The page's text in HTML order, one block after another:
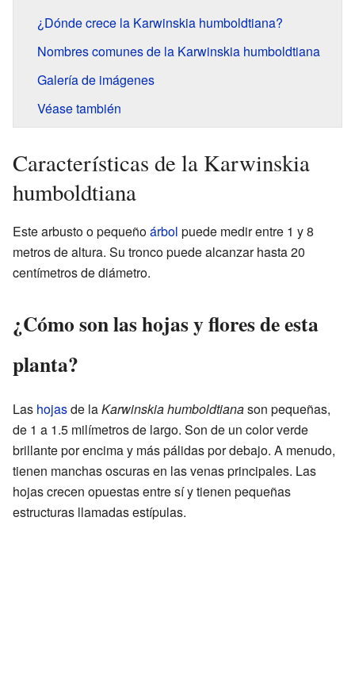
¿Dónde crece la Karwinskia humboldtiana?
Nombres comunes de la Karwinskia humboldtiana
Galería de imágenes
Véase también
Características de la Karwinskia
humboldtiana
Este arbusto o pequeñoárbol puede medir entre 1 y 8
metros de altura. Su tronco puede alcanzar hasta 20
centímetros de diámetro.
¿Cómo son las hojas y flores de esta
planta?
Las hojasde laKarwinskia humboldtianason pequeñas,
de 1 a 1.5 milímetros de largo. Son de un color verde
brillante por encima y más pálidas por debajo. A menudo,
tienen manchas oscuras en las venas principales. Las
hojas crecen opuestas entre sí y tienen pequeñas
estructuras llamadas estípulas.